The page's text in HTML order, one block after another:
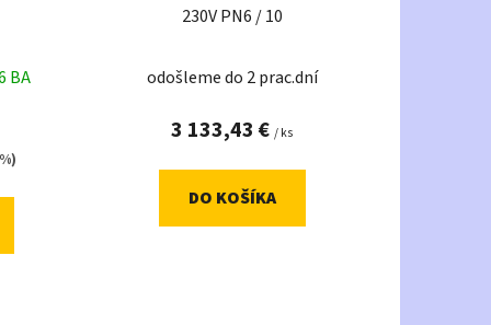
BA
230V PN6 / 10
odošleme do 2 prac.dní
3 133,43 €/ ks
DO KOŠÍKA